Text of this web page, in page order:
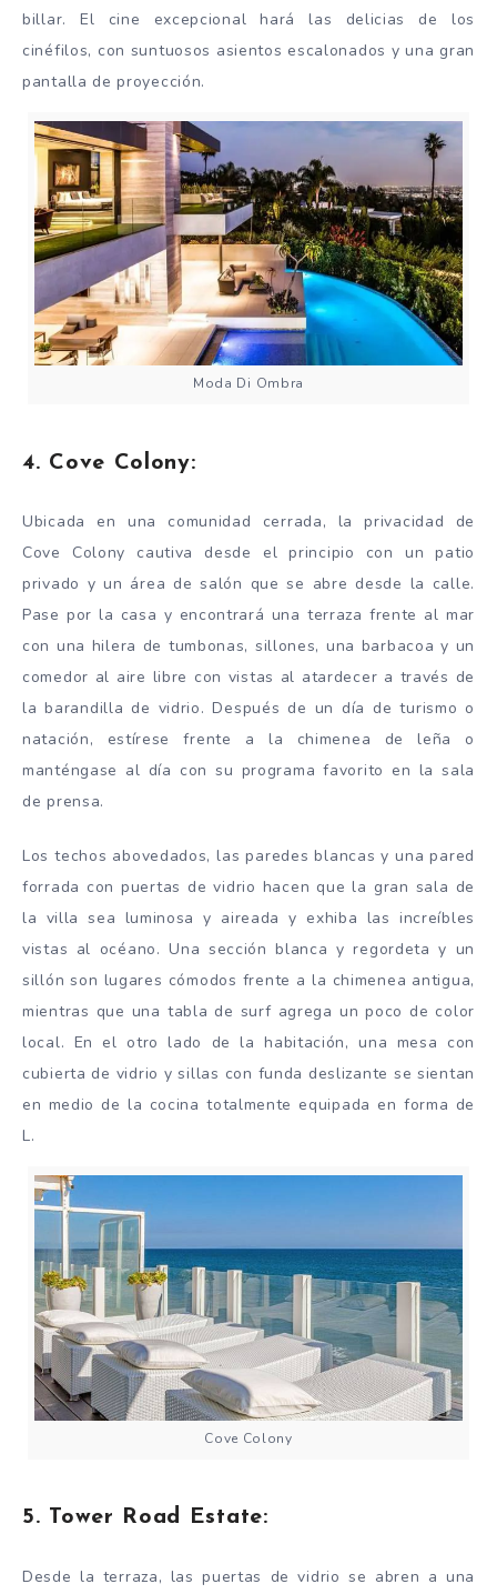
billar. El cine excepcional hará las delicias de los
cinéfilos, con suntuosos asientos escalonados y una gran
pantalla de proyección.
Moda Di Ombra
4. Cove Colony:
Ubicada en una comunidad cerrada, la privacidad de
Cove Colony cautiva desde el principio con un patio
privado y un área de salón que se abre desde la calle.
Pase por la casa y encontrará una terraza frente al mar
con una hilera de tumbonas, sillones, una barbacoa y un
comedor al aire libre con vistas al atardecer a través de
la barandilla de vidrio. Después de un día de turismo o
natación, estírese frente a la chimenea de leña o
manténgase al día con su programa favorito en la sala
de prensa.
Los techos abovedados, las paredes blancas y una pared
forrada con puertas de vidrio hacen que la gran sala de
la villa sea luminosa y aireada y exhiba las increíbles
vistas al océano. Una sección blanca y regordeta y un
sillón son lugares cómodos frente a la chimenea antigua,
mientras que una tabla de surf agrega un poco de color
local. En el otro lado de la habitación, una mesa con
cubierta de vidrio y sillas con funda deslizante se sientan
en medio de la cocina totalmente equipada en forma de
L.
Cove Colony
5. Tower Road Estate:
Desde la terraza, las puertas de vidrio se abren a una